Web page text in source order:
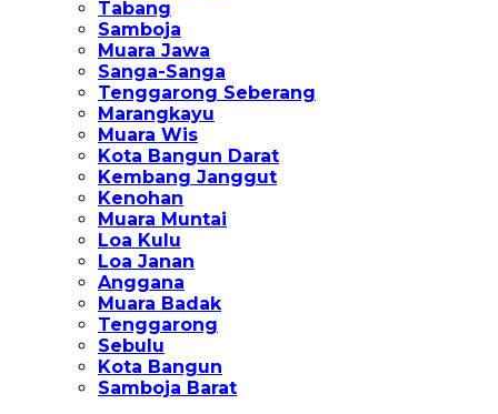
Tabang
Samboja
Muara Jawa
Sanga-Sanga
Tenggarong Seberang
Marangkayu
Muara Wis
Kota Bangun Darat
Kembang Janggut
Kenohan
Muara Muntai
Loa Kulu
Loa Janan
Anggana
Muara Badak
Tenggarong
Sebulu
Kota Bangun
Samboja Barat